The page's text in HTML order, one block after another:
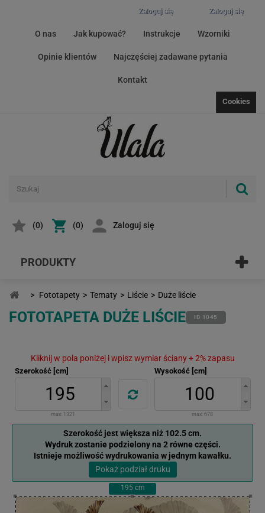
Zaloguj się
Zaloguj się
O nas Jak kupować? Instrukcje Wzorniki
Opinie klientów Najczęściej zadawane pytania
Kontakt
Cookies
(0) (0) Zaloguj się
PRODUKTY
> Fototapety > Tematy > Liście > Duże liście
FOTOTAPETA DUŻE LIŚCIE ID 1045
Kliknij w pola poniżej i wpisz wymiar ściany + 2% zapasu
Szerokość [cm]
max: 1321
Wysokość [cm]
max: 678
Szerokość jest większa niż 102.5 cm.
Wydruk zostanie podzielony na 2 równe części.
Istnieje możliwość wydrukowania w jednym kawałku.
Pokaż podział druku
195cm